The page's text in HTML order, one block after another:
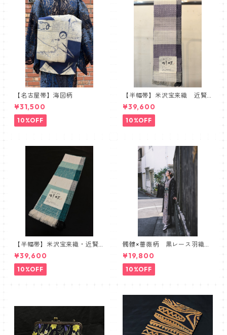
【名古屋帯】海図柄
¥31,500
10%OFF
【半幅帯】米沢宝来織 近賢
織物謹製 胡蝶 ラベンダー
¥39,600
10%OFF
【半幅帯】米沢宝来織・近賢
織物謹製【単衣仕立て】
¥39,600
10%OFF
髑髏×薔薇柄 黒レース羽織
髑髏 薔薇 スカル ローズ
¥19,800
10%OFF